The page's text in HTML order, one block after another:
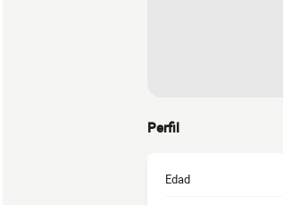
Perfil
Edad